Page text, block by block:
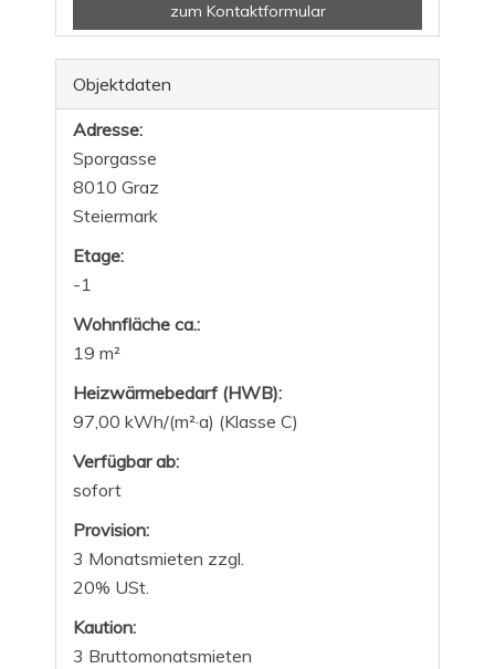
zum Kontaktformular
Objektdaten
Adresse:
Sporgasse
8010 Graz
Steiermark
Etage:
-1
Wohnfläche ca.:
19 m²
Heizwärmebedarf (HWB):
97,00 kWh/(m²·a) (Klasse C)
Verfügbar ab:
sofort
Provision:
3 Monatsmieten zzgl.
20% USt.
Kaution:
3 Bruttomonatsmieten